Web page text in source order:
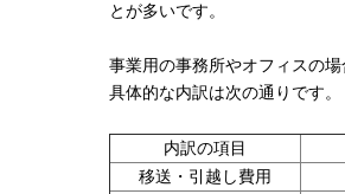
とが多いです。
事業用の事務所やオフィスの
具体的な内訳は次の通りです。
内訳の項目
移送・引越し費用